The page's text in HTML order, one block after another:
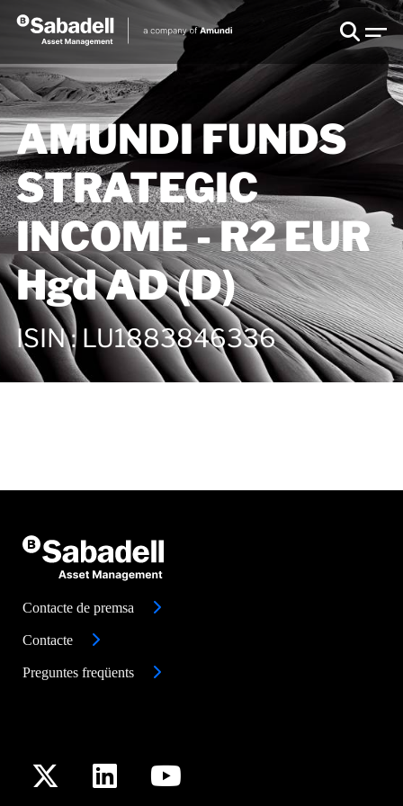
AMUNDI FUNDS
STRATEGIC
INCOME - R2 EUR
Hgd AD (D)
ISIN: LU1883846336
Contacte de premsa
Contacte
Preguntes freqüents